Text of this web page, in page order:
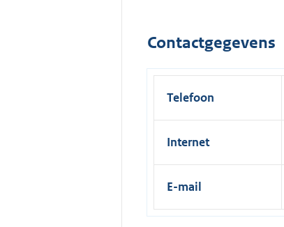
Contactgegevens
Telefoon
Internet
E-mail